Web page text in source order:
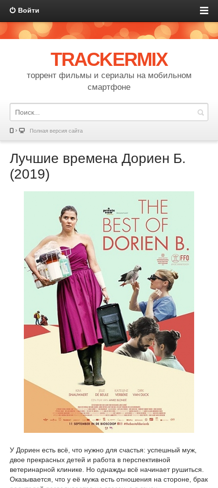
Войти
TRACKERMIX
торрент фильмы и сериалы на мобильном
смартфоне
Полная версия сайта
Лучшие времена Дориен Б.
(2019)
У Дориен есть всё, что нужно для счастья: успешный муж,
двое прекрасных детей и работа в перспективной
ветеринарной клинике. Но однажды всё начинает рушиться.
Оказывается, что у её мужа есть отношения на стороне, брак